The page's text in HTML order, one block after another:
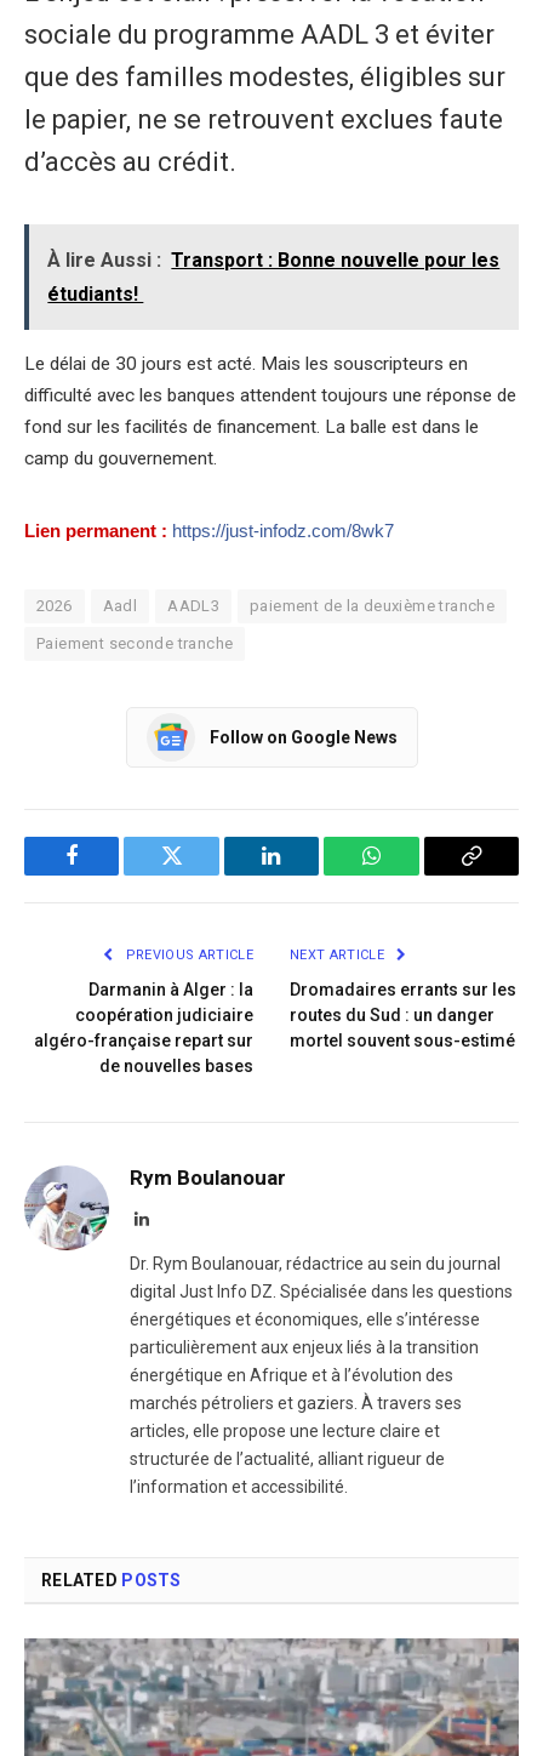
sociale du programme AADL 3 et éviter
que des familles modestes, éligibles sur
le papier, ne se retrouvent exclues faute
d’accès au crédit.
À lire Aussi : Transport : Bonne nouvelle pour les
étudiants!
Le délai de 30 jours est acté. Mais les souscripteurs en
difficulté avec les banques attendent toujours une réponse de
fond sur les facilités de financement. La balle est dans le
camp du gouvernement.
Lien permanent : https://just-infodz.com/8wk7
2026 Aadl AADL3 paiement de la deuxième tranche
Paiement seconde tranche
Follow on Google News
Facebook Twitter LinkedIn WhatsApp Copy
PREVIOUS ARTICLE
Darmanin à Alger : la
coopération judiciaire
algéro-française repart sur
de nouvelles bases
NEXT ARTICLE
Dromadaires errants sur les
routes du Sud : un danger
mortel souvent sous-estimé
Rym Boulanouar
LinkedIn
Dr. Rym Boulanouar, rédactrice au sein du journal
digital Just Info DZ. Spécialisée dans les questions
énergétiques et économiques, elle s’intéresse
particulièrement aux enjeux liés à la transition
énergétique en Afrique et à l’évolution des
marchés pétroliers et gaziers. À travers ses
articles, elle propose une lecture claire et
structurée de l’actualité, alliant rigueur de
l’information et accessibilité.
RELATED POSTS